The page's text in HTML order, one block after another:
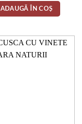
ADAUGĂ ÎN COȘ